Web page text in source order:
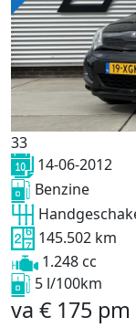
33
14-06-2012
Benzine
145.502 km
1.248 cc
5 l/100km
va € 175 pm